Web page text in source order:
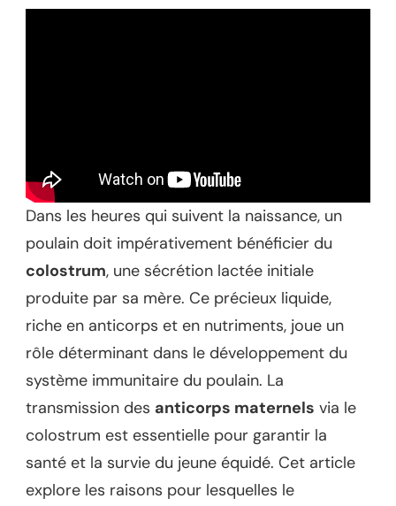
Dans les heures qui suivent la naissance, un
poulain doit impérativement bénéficier du
colostrum, une sécrétion lactée initiale
produite par sa mère. Ce précieux liquide,
riche en anticorps et en nutriments, joue un
rôle déterminant dans le développement du
système immunitaire du poulain. La
transmission des anticorps maternels via le
colostrum est essentielle pour garantir la
santé et la survie du jeune équidé. Cet article
explore les raisons pour lesquelles le